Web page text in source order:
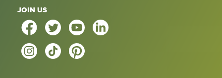
JOIN US